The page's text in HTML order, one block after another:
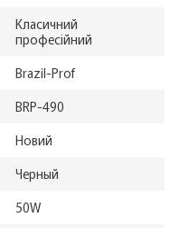
Класичний
професійний
Brazil-Prof
BRP-490
Новий
Черный
50W